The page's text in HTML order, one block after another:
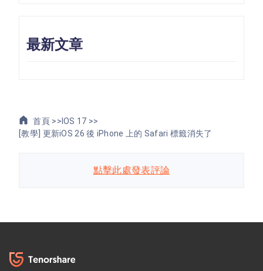
最新文章
首頁 >> IOS 17 >>
[教學] 更新iOS 26 後 iPhone 上的 Safari 標籤消失了
點擊此處發表評論